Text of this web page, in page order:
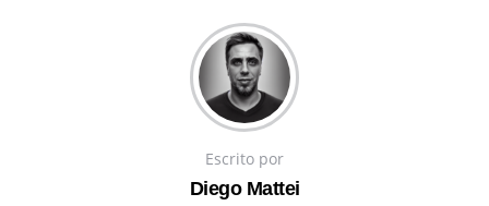
Escrito por
Diego Mattei